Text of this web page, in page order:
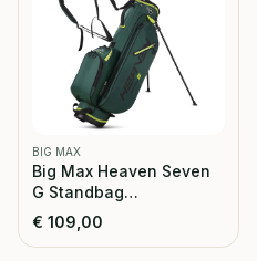
BIG MAX
Big Max Heaven Seven
G Standbag
forrest/green
€ 109,00